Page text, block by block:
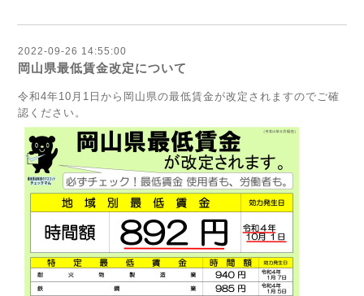
2022-09-26 14:55:00
岡山県最低賃金改定について
令和4年10月1日から岡山県の最低賃金が改定されますのでご確
認ください。